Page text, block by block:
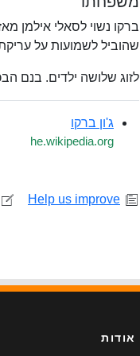
שהוביל לשמועות על
לזוג שלושה ילדים. בנם
ג'ון ברקו
he.wikipedia.org
Help us improve
אודות